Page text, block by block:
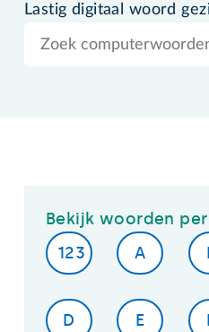
Lastig digitaal woord
Bekijk woorden
123
A
D E